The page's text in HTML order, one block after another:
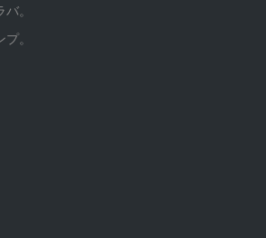
。
。